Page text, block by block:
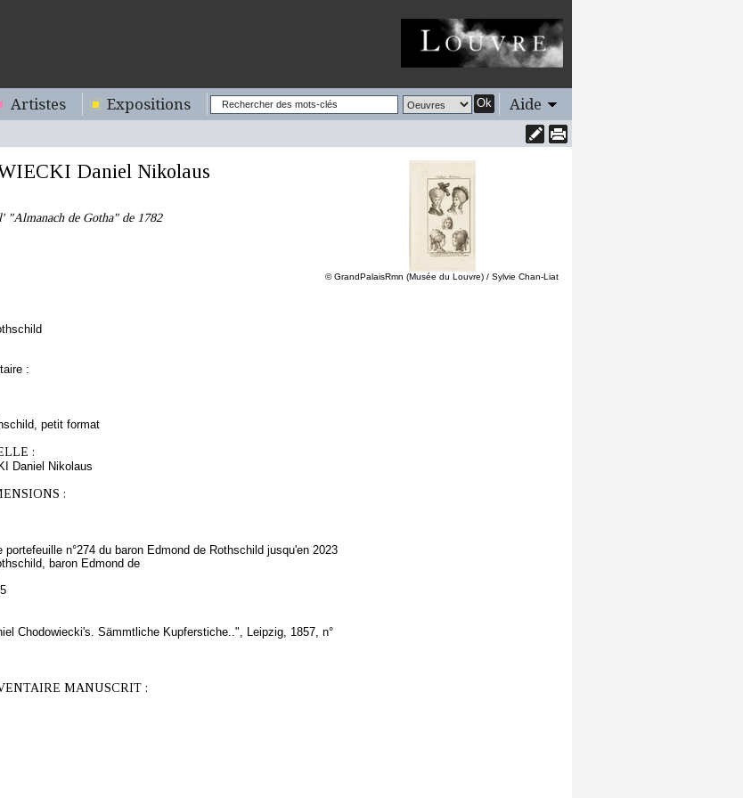
Artistes Expositions Ok Aide
© GrandPalaisRmn (Musée du Louvre) / Sylvie Chan-Liat
Daniel Nikolaus
"Almanach de Gotha" de 1782
:
petit format
:
Daniel Nikolaus
:
n°274 du baron Edmond de Rothschild jusqu'en 2023
baron Edmond de
Chodowiecki's. Sämmtliche Kupferstiche..", Leipzig, 1857, n°
MANUSCRIT :